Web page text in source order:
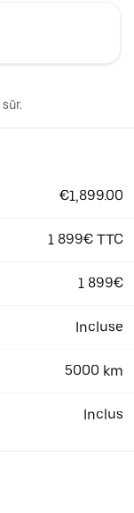
€1,899.00
1 899€ TTC
1 899€
Incluse
5000 km
Inclus